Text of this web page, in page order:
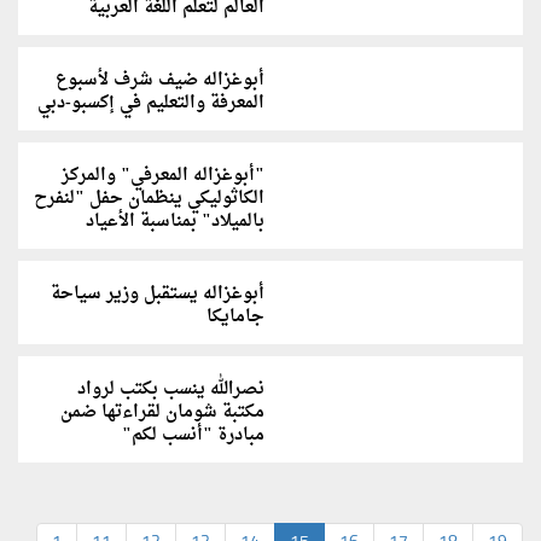
العالم لتعلّم اللغة العربية
أبوغزاله ضيف شرف لأسبوع
المعرفة والتعليم في إكسبو-دبي
"أبوغزاله المعرفي" والمركز
الكاثوليكي ينظمان حفل "لنفرح
بالميلاد" بمناسبة الأعياد
أبوغزاله يستقبل وزير سياحة
جامايكا
نصرالله ينسب بكتب لرواد
مكتبة شومان لقراءتها ضمن
مبادرة "أنسب لكم"